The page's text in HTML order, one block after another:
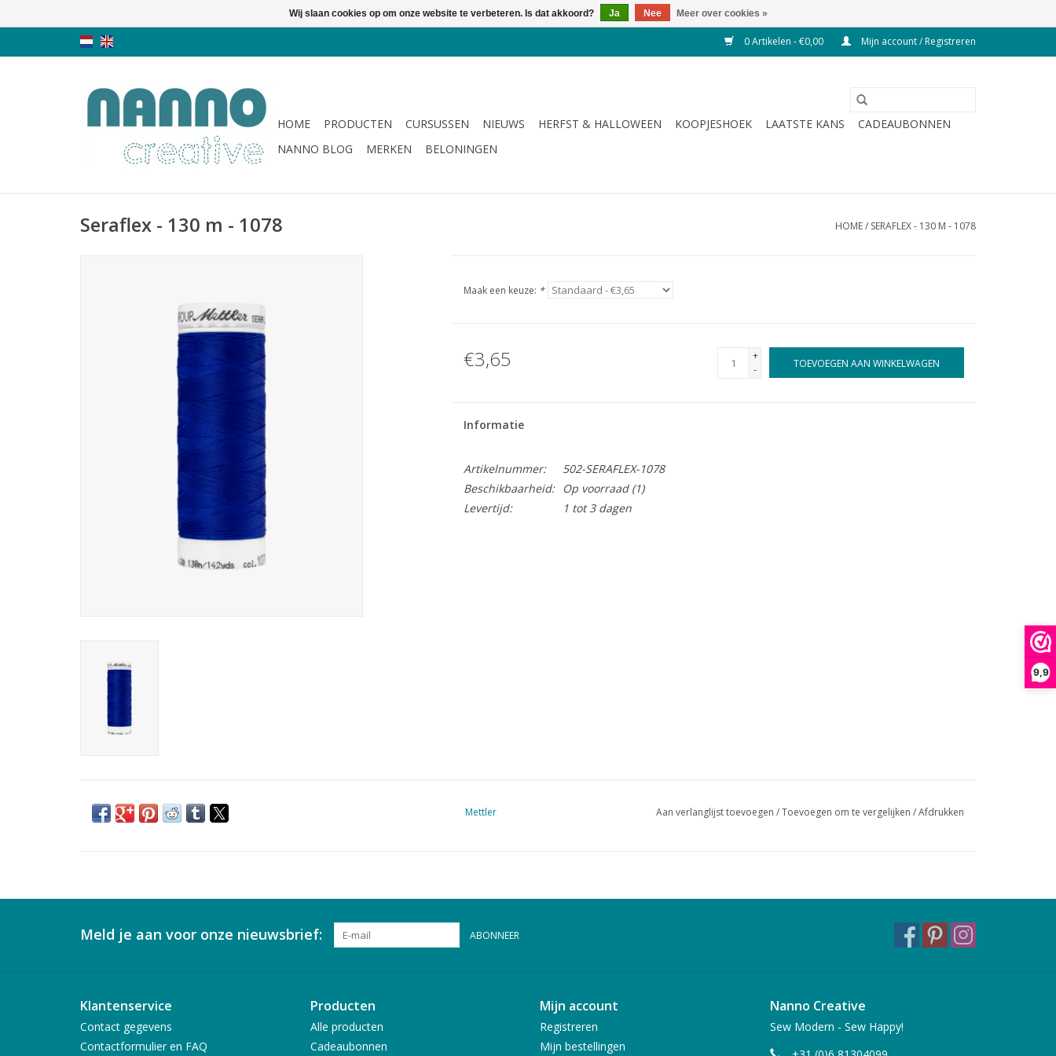
9,9
0 Artikelen - €0,00 Mijn account / Registreren
HOME PRODUCTEN CURSUSSEN NIEUWS HERFST & HALLOWEEN KOOPJESHOEK LAATSTE KANS
CADEAUBONNEN
NANNO BLOG
MERKEN BELONINGEN
Seraflex - 130 m - 1078 HOME/ SERAFLEX - 130 M - 1078
Maak een keuze: *
€3,65
+
-
TOEVOEGEN AAN WINKELWAGEN
Informatie
Artikelnummer:
502-SERAFLEX-1078
Beschikbaarheid:
Op voorraad(1)
Levertijd:
1 tot 3 dagen
Mettler Aan verlanglijst toevoegen /Toevoegen om te vergelijken /Afdrukken
Meld je aan voor onze nieuwsbrief: ABONNEER
Klantenservice
Contact gegevens
Contactformulier en FAQ
Producten
Alle producten
Cadeaubonnen
Mijn account
Registreren
Mijn bestellingen
Nanno Creative
Sew Modern - Sew Happy!
Wij slaan cookies op om onze website te verbeteren. Is dat akkoord? Ja Nee Meer over cookies »